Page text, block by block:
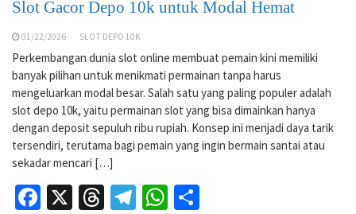
Slot Gacor Depo 10k untuk Modal Hemat
01/22/2026 SLOT DEPO 10K
Perkembangan dunia slot online membuat pemain kini memiliki
banyak pilihan untuk menikmati permainan tanpa harus
mengeluarkan modal besar. Salah satu yang paling populer adalah
slot depo 10k, yaitu permainan slot yang bisa dimainkan hanya
dengan deposit sepuluh ribu rupiah. Konsep ini menjadi daya tarik
tersendiri, terutama bagi pemain yang ingin bermain santai atau
sekadar mencari […]
Facebook
X Threads
Telegram
WhatsApp